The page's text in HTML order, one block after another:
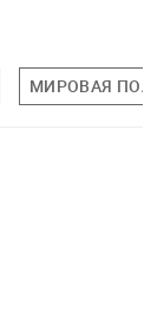
МИРОВАЯ